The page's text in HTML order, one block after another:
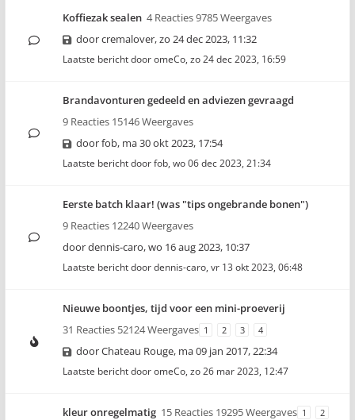
Koffiezak sealen 4 Reacties 9785 Weergaves
doorcremalover,zo 24 dec 2023, 11:32
Laatste bericht dooromeCo, zo 24 dec 2023, 16:59
Brandavonturen gedeeld en adviezen gevraagd
9 Reacties 15146 Weergaves
doorfob, ma 30 okt 2023, 17:54
Laatste bericht doorfob, wo 06 dec 2023, 21:34
Eerste batch klaar! (was "tips ongebrande bonen")
9 Reacties 12240 Weergaves
doordennis-caro,wo 16 aug 2023, 10:37
Laatste bericht doordennis-caro, vr 13 okt 2023, 06:48
Nieuwe boontjes, tijd voor een mini-proeverij
31 Reacties 52124 Weergaves 1 2 3 4
doorChateau Rouge, ma 09 jan 2017, 22:34
Laatste bericht dooromeCo, zo 26 mar 2023, 12:47
kleur onregelmatig 15 Reacties 19295 Weergaves 1 2